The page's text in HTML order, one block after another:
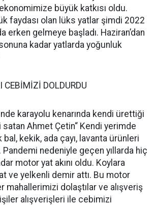
büyük katkısı oldu.
faydası olan lüks yatlar şimdi 2022
erken gelmeye başladı. Haziran’dan
kadar yatlarda yoğunluk
CEBİMİZİ DOLDURDU
karayolu kenarında kendi ürettiği
Ahmet Çetin“ Kendi yerimde
kekik, ada çayı, lavanta ürünleri
Pandemi nedeniyle geçen yıllarda hiç
motor yat akını oldu. Koylara
ve yelkenli demir attı. Bu motor
mahallerimizi dolaştılar ve alışveriş
alışverişleri ile cebimizi